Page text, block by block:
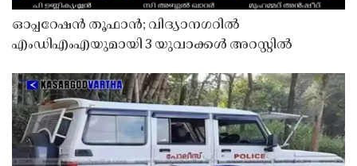
ഓപ്പറേഷൻ തൂഫാൻ; വിദ്യാനഗറിൽ
എംഡിഎംഎയുമായി 3 യുവാക്കൾ അറസ്റ്റിൽ